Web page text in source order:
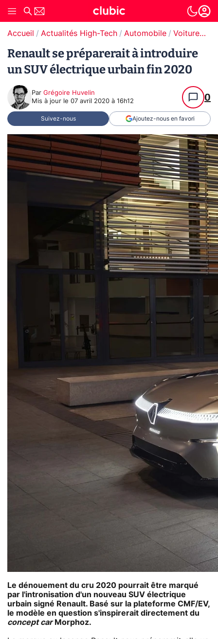
Accueil Actualités High-Tech Automobile Voitures électriques
Renault se préparerait à introduire
un SUV électrique urbain fin 2020
Par Grégoire Huvelin
Mis à jour le 07 avril 2020 à 16h12 0
Suivez-nous Ajoutez-nous en favori
Le dénouement du cru 2020 pourrait être marqué
par l'intronisation d'un nouveau SUV électrique
urbain signé Renault. Basé sur la plateforme CMF/EV,
le modèle en question s'inspirerait directement du
concept carMorphoz.